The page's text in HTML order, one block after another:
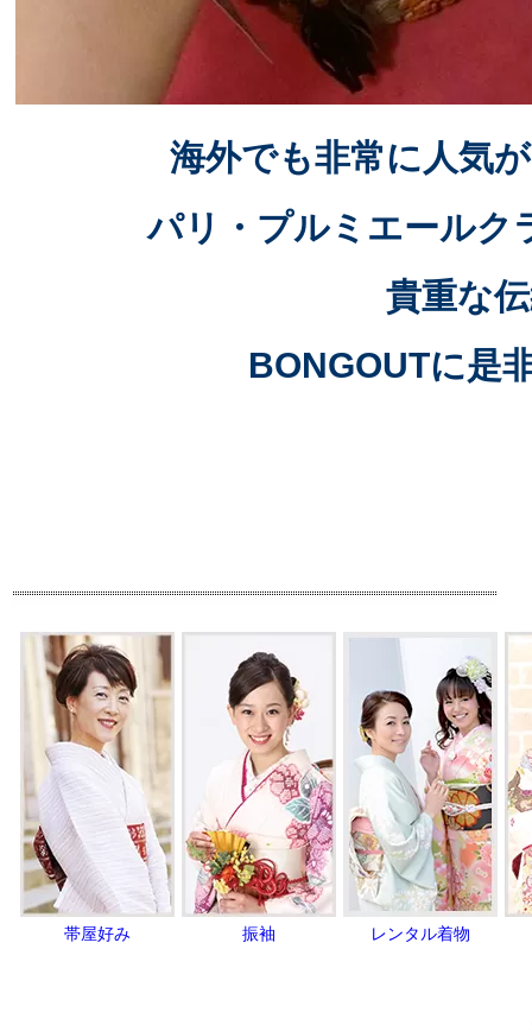
海外でも非常に人気
パリ・プルミエールク
貴重な
BONGOUTに是
帯屋好み 振袖 レンタル着物